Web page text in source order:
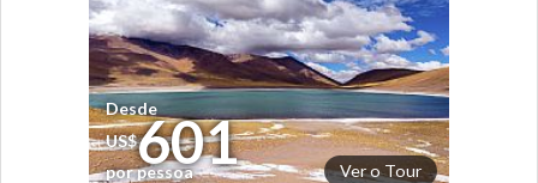
Ver o Tour
Desde
US$601
por pessoa